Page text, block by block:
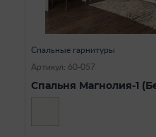
Спальные гарнитуры
Артикул: 60-057
Спальня Магнолия-1